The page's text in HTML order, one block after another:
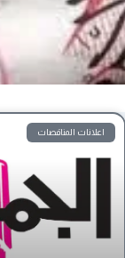
اعلانات المناقصات